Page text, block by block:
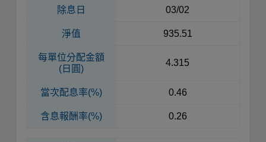
除息日 03/02
淨值 935.51
每單位分配金額
(日圓)
4.315
當次配息率(%) 0.46
含息報酬率(%) 0.26